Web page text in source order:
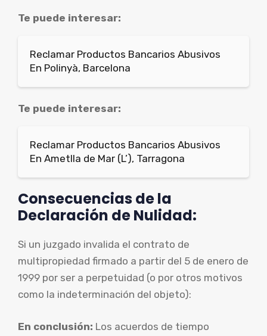
Te puede interesar:
Reclamar Productos Bancarios Abusivos
En Polinyà, Barcelona
Te puede interesar:
Reclamar Productos Bancarios Abusivos
En Ametlla de Mar (L’), Tarragona
Consecuencias de la
Declaración de Nulidad:
Si un juzgado invalida el contrato de
multipropiedad firmado a partir del 5 de enero de
1999 por ser a perpetuidad (o por otros motivos
como la indeterminación del objeto):
En conclusión: Los acuerdos de tiempo